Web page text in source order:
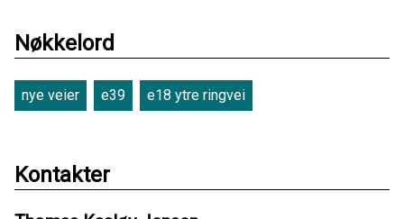
Nøkkelord
nye veier e39 e18 ytre ringvei
Kontakter